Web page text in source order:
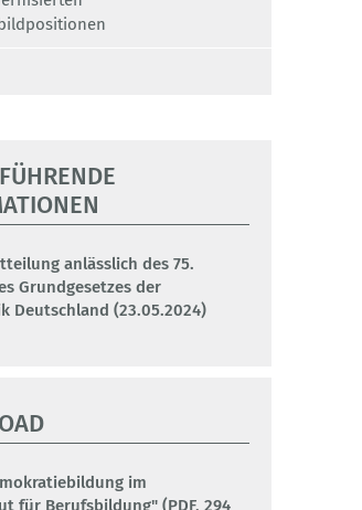
anlässlich des 75.
Grundgesetzes der
Deutschland (23.05.2024)
im
für Berufsbildung" (PDF, 294